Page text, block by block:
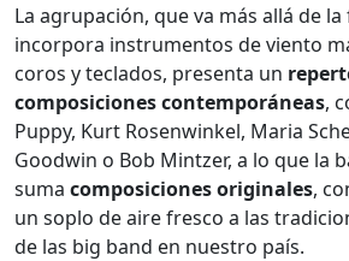
La agrupación, que va más allá de
incorpora instrumentos de viento
coros y teclados, presenta un
composiciones contemporáneas,
Puppy, Kurt Rosenwinkel, Maria
Goodwin o Bob Mintzer, a lo que la
suma composiciones originales,
un soplo de aire fresco a las
de las big band en nuestro país.